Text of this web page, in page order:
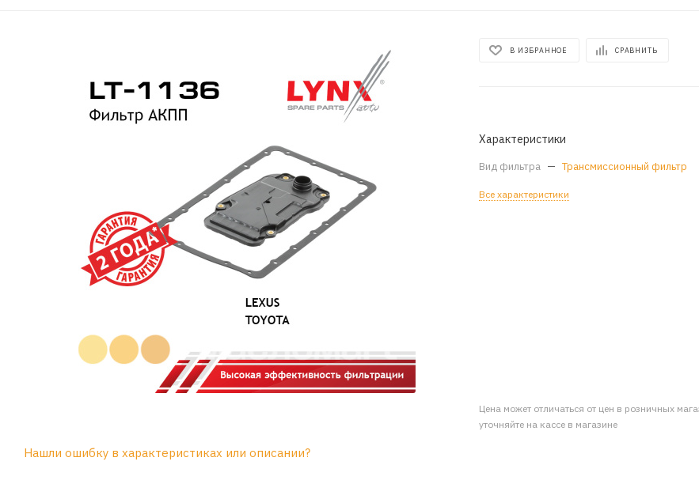
В ИЗБРАННОЕ СРАВНИТЬ
Характеристики
Вид фильтра — Трансмиссионный фильтр
Все характеристики
Цена может отличаться от цен в розничных
уточняйте на кассе в магазине
Нашли ошибку в характеристиках или описании?